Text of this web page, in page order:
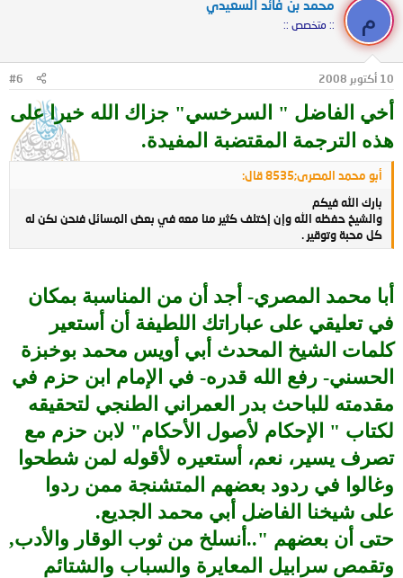
م
محمد بن فائد السعيدي
:: متخصص ::
10 أكتوبر 2008 #6
أخي الفاضل " السرخسي" جزاك الله خيرا على
هذه الترجمة المقتضبة المفيدة.
أبو محمد المصرى;8535 قال:
بارك الله فيكم
والشيخ حفظه الله وإن إختلف كثير منا معه في بعض المسائل فنحن نكن له
كل محبة وتوقير .
أبا محمد المصري- أجد أن من المناسبة بمكان
في تعليقي على عباراتك اللطيفة أن أستعير
كلمات الشيخ المحدث أبي أويس محمد بوخبزة
الحسني- رفع الله قدره- في الإمام ابن حزم في
مقدمته للباحث بدر العمراني الطنجي لتحقيقه
لكتاب " الإحكام لأصول الأحكام" لابن حزم مع
تصرف يسير، نعم، أستعيره لأقوله لمن شطحوا
وغالوا في ردود بعضهم المتشنجة ممن ردوا
على شيخنا الفاضل أبي محمد الجديع.
حتى أن بعضهم "..أنسلخ من ثوب الوقار والأدب,
وتقمص سرابيل المعايرة والسباب والشتائم